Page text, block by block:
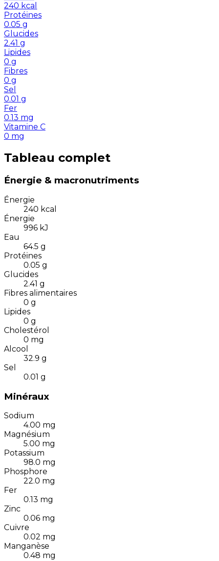
240 kcal
Protéines
0.05 g
Glucides
2.41 g
Lipides
0 g
Fibres
0 g
Sel
0.01 g
Fer
0.13 mg
Vitamine C
0 mg
Tableau complet
Énergie & macronutriments
Énergie
240 kcal
Énergie
996 kJ
Eau
64.5 g
Protéines
0.05 g
Glucides
2.41 g
Fibres alimentaires
0 g
Lipides
0 g
Cholestérol
0 mg
Alcool
32.9 g
Sel
0.01 g
Minéraux
Sodium
4.00 mg
Magnésium
5.00 mg
Potassium
98.0 mg
Phosphore
22.0 mg
Fer
0.13 mg
Zinc
0.06 mg
Cuivre
0.02 mg
Manganèse
0.48 mg